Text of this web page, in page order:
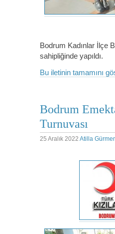
Bodrum Kadınlar İlçe
sahipliğinde yapıldı.
Bu iletinin tamamını
Bodrum
Turnuvası
25 Aralık 2022 Atilla